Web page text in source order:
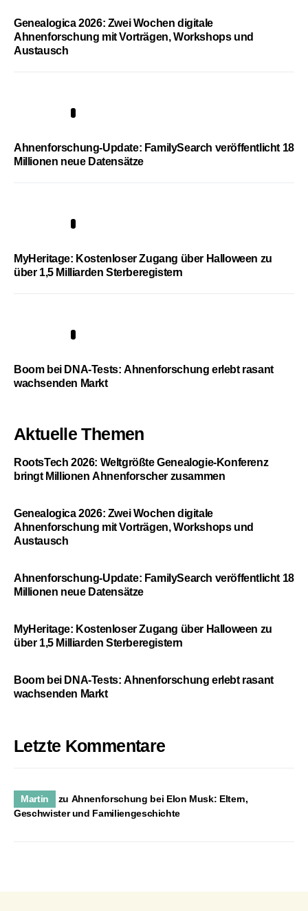
Genealogica 2026: Zwei Wochen digitale
Ahnenforschung mit Vorträgen, Workshops und
Austausch
Ahnenforschung-Update: FamilySearch veröffentlicht 18
Millionen neue Datensätze
MyHeritage: Kostenloser Zugang über Halloween zu
über 1,5 Milliarden Sterberegistern
Boom bei DNA-Tests: Ahnenforschung erlebt rasant
wachsenden Markt
Aktuelle Themen
RootsTech 2026: Weltgrößte Genealogie-Konferenz
bringt Millionen Ahnenforscher zusammen
Genealogica 2026: Zwei Wochen digitale
Ahnenforschung mit Vorträgen, Workshops und
Austausch
Ahnenforschung-Update: FamilySearch veröffentlicht 18
Millionen neue Datensätze
MyHeritage: Kostenloser Zugang über Halloween zu
über 1,5 Milliarden Sterberegistern
Boom bei DNA-Tests: Ahnenforschung erlebt rasant
wachsenden Markt
Letzte Kommentare
Martin zu Ahnenforschung bei Elon Musk: Eltern,
Geschwister und Familiengeschichte